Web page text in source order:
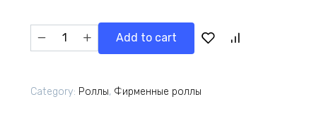
(8
quantity
Add to cart
Category: Роллы, Фирменные роллы